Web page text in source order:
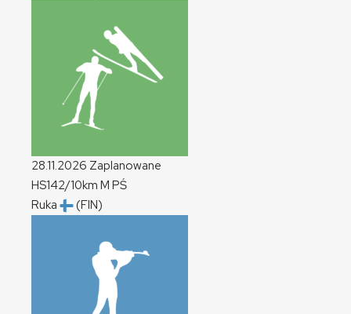
28.11.2026 Zaplanowane
HS142/10km M PŚ
Ruka
(FIN)